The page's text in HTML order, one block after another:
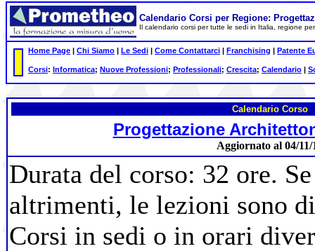
Calendario Corsi per Regione:
Il calendario corsi per tutte le sedi in Italia, regione
Home Page | Chi Siamo | Le Sedi | Come Contattarci | Franchising | Patente
Corsi: Informatica; Nuove Professioni; Professionali; Crescita; Calendario |
Calendario Corso
Progettazione
Aggiornato al 04/11/
Durata del corso: 32 ore.
altrimenti, le lezioni sono
Corsi in sedi o in orari